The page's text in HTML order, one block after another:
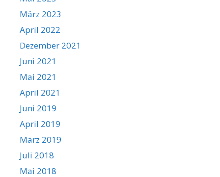
März 2023
April 2022
Dezember 2021
Juni 2021
Mai 2021
April 2021
Juni 2019
April 2019
März 2019
Juli 2018
Mai 2018